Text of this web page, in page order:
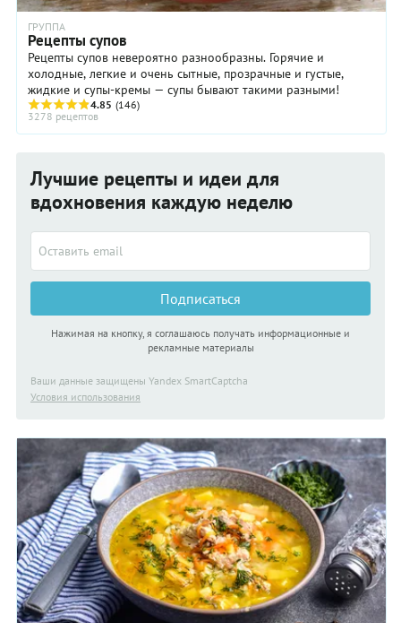
ГРУППА
Рецепты супов
Рецепты супов невероятно разнообразны. Горячие и
холодные, легкие и очень сытные, прозрачные и густые,
жидкие и супы-кремы — супы бывают такими разными!
4.85 (146)
3278 рецептов
Лучшие рецепты и идеи для
вдохновения каждую неделю
Подписаться
Нажимая на кнопку, я соглашаюсь получать информационные и
рекламные материалы
Ваши данные защищены Yandex SmartCaptcha
Условия использования